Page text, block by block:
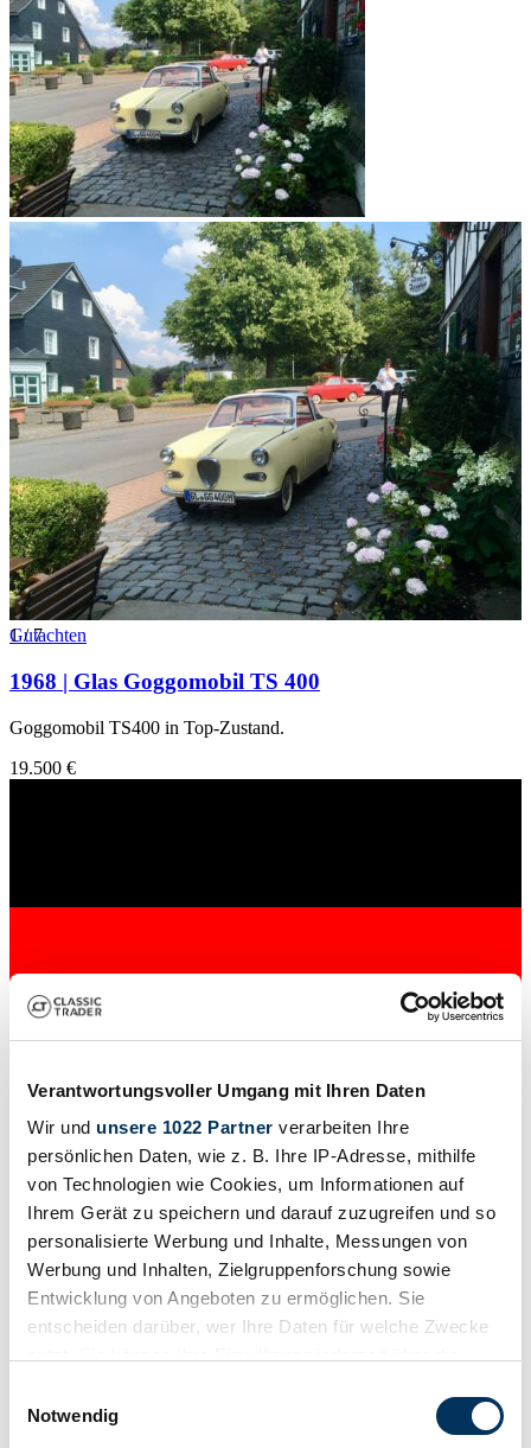
Verantwortungsvoller Umgang mit Ihren Daten
Wir und unsere 1022 Partner verarbeiten Ihre
persönlichen Daten, wie z. B. Ihre IP-Adresse, mithilfe
von Technologien wie Cookies, um Informationen auf
Ihrem Gerät zu speichern und darauf zuzugreifen und so
personalisierte Werbung und Inhalte, Messungen von
Werbung und Inhalten, Zielgruppenforschung sowie
Entwicklung von Angeboten zu ermöglichen. Sie
entscheiden darüber, wer Ihre Daten für welche Zwecke
Trigger Symbol ändern oder widerrufen
Notwendig
1/7
Gutachten
1968 | Glas Goggomobil TS 400
Goggomobil TS400 in Top-Zustand.
19.500 €
Privat
Karosserieform
Tachostand (abgelesen)
27.500 km
Leistung (kW/PS)